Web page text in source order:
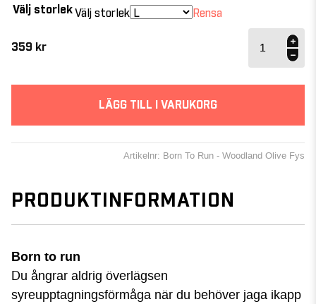
Välj storlekVälj storlek Rensa
359 kr
Run -
mängd
LÄGG TILL I VARUKORG
Artikelnr: Born To Run - Woodland Olive Fys
PRODUKTINFORMATION
Born to run
Du ångrar aldrig överlägsen
syreupptagningsförmåga när du behöver jaga ikapp